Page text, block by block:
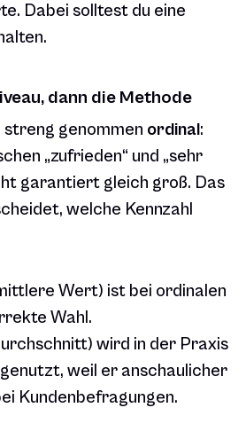
Dabei solltest du eine
dann die Methode
genommen ordinal:
„zufrieden“ und „sehr
garantiert gleich groß. Das
welche Kennzahl
Wert) ist bei ordinalen
Wahl.
wird in der Praxis
weil er anschaulicher
Kundenbefragungen.